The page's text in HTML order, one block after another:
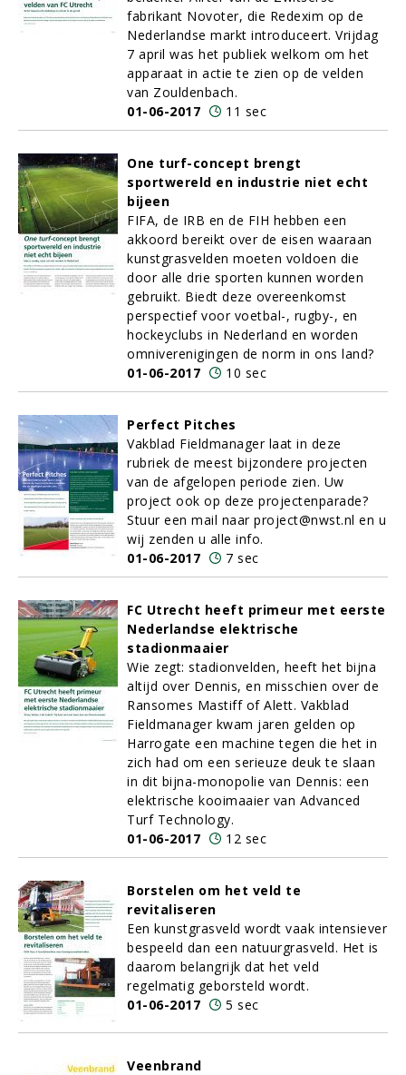
fabrikant Novoter, die Redexim op de
Nederlandse markt introduceert. Vrijdag
7 april was het publiek welkom om het
apparaat in actie te zien op de velden
van Zouldenbach.
01-06-2017
11 sec
One turf-concept brengt
sportwereld en industrie niet echt
bijeen
FIFA, de IRB en de FIH hebben een
akkoord bereikt over de eisen waaraan
kunstgrasvelden moeten voldoen die
door alle drie sporten kunnen worden
gebruikt. Biedt deze overeenkomst
perspectief voor voetbal-, rugby-, en
hockeyclubs in Nederland en worden
omniverenigingen de norm in ons land?
01-06-2017
10 sec
Perfect Pitches
Vakblad Fieldmanager laat in deze
rubriek de meest bijzondere projecten
van de afgelopen periode zien. Uw
project ook op deze projectenparade?
Stuur een mail naar project@nwst.nl en u
wij zenden u alle info.
01-06-2017
7 sec
FC Utrecht heeft primeur met eerste
Nederlandse elektrische
stadionmaaier
Wie zegt: stadionvelden, heeft het bijna
altijd over Dennis, en misschien over de
Ransomes Mastiff of Alett. Vakblad
Fieldmanager kwam jaren gelden op
Harrogate een machine tegen die het in
zich had om een serieuze deuk te slaan
in dit bijna-monopolie van Dennis: een
elektrische kooimaaier van Advanced
Turf Technology.
01-06-2017
12 sec
Borstelen om het veld te
revitaliseren
Een kunstgrasveld wordt vaak intensiever
bespeeld dan een natuurgrasveld. Het is
daarom belangrijk dat het veld
regelmatig geborsteld wordt.
01-06-2017
5 sec
Veenbrand